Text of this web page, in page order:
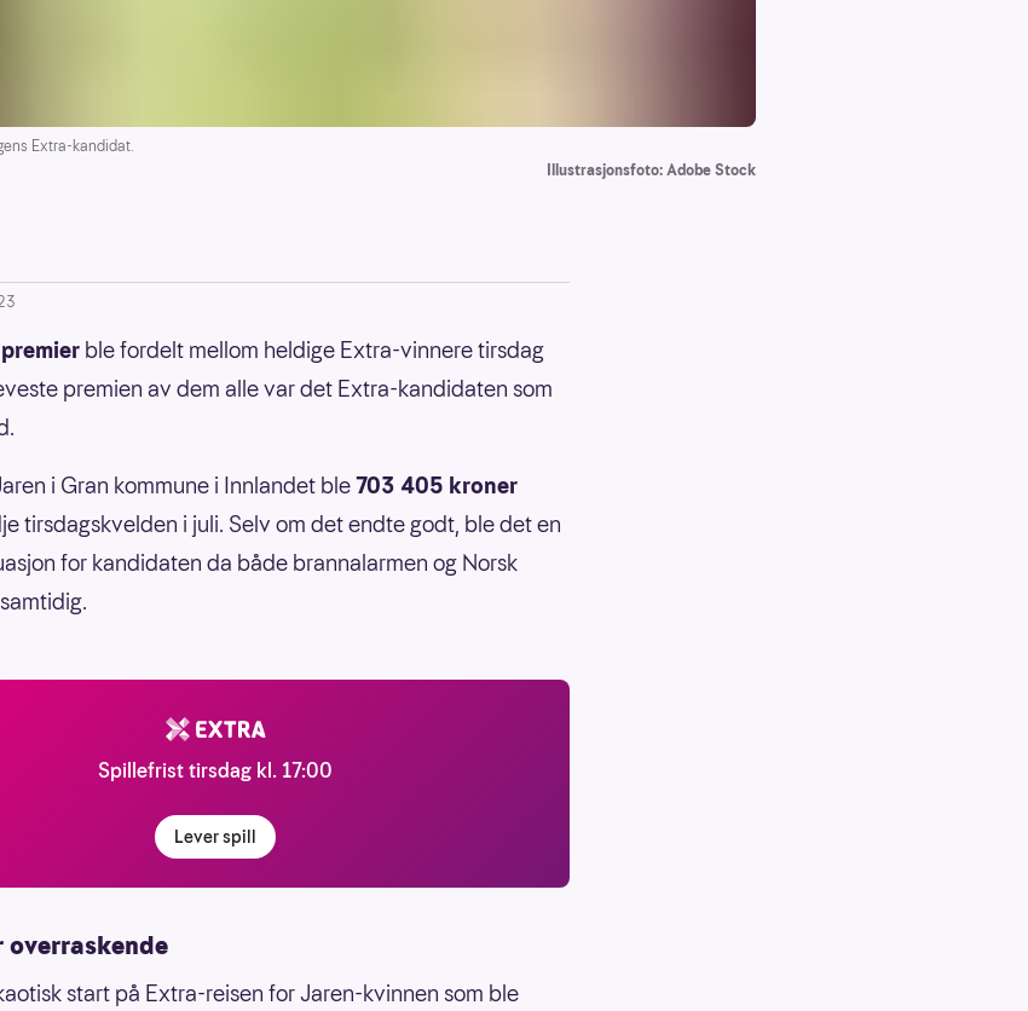
Extra-kandidat.
Illustrasjonsfoto: Adobe Stock
ble fordelt mellom heldige Extra-vinnere tirsdag
premien av dem alle var det Extra-kandidaten som
i Gran kommune i Innlandet ble703 405 kroner
tirsdagskvelden i juli. Selv om det endte godt, ble det en
for kandidaten da både brannalarmen og Norsk
Spillefrist tirsdag kl. 17:00
Lever spill
overraskende
start på Extra-reisen for Jaren-kvinnen som ble